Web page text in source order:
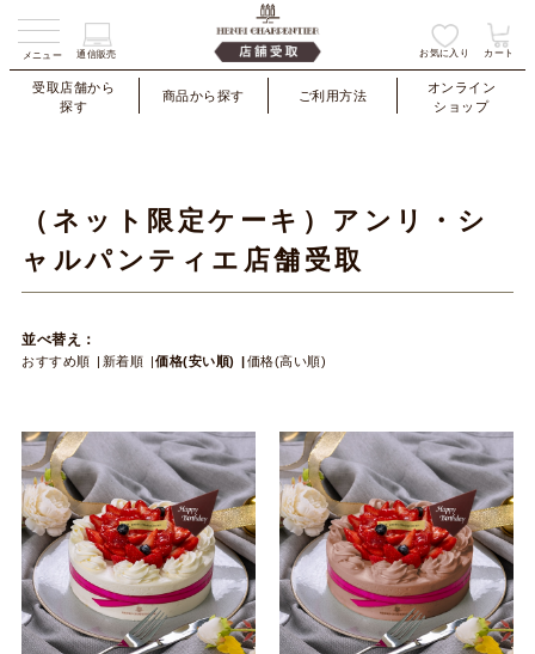
メニュー 通信販売 お気に入り カート
受取店舗から
探す
商品から探す ご利用方法
オンライン
ショップ
（ネット限定ケーキ）アンリ・シ
ャルパンティエ店舗受取
並べ替え：
おすすめ順 新着順 価格(安い順) 価格(高い順)